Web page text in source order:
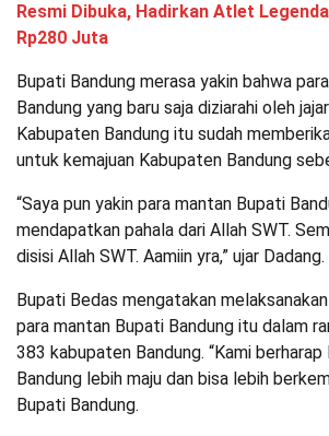
Resmi Dibuka, Hadirkan Atlet
Rp280 Juta
Bupati Bandung merasa yakin bahwa
Bandung yang baru saja diziarahi oleh
Kabupaten Bandung itu sudah
untuk kemajuan Kabupaten Bandung
“Saya pun yakin para mantan Bupati
mendapatkan pahala dari Allah SWT.
disisi Allah SWT. Aamiin yra,” ujar Dadang.
Bupati Bedas mengatakan
para mantan Bupati Bandung itu dalam
383 kabupaten Bandung. “Kami
Bandung lebih maju dan bisa lebih
Bupati Bandung.